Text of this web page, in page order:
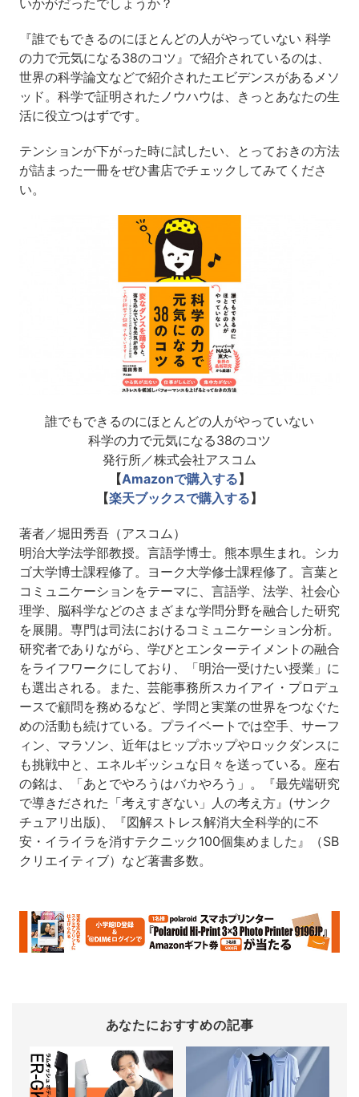
いかがだったでしょうか？
『誰でもできるのにほとんどの人がやっていない 科学
の力で元気になる38のコツ』で紹介されているのは、
世界の科学論文などで紹介されたエビデンスがあるメソ
ッド。科学で証明されたノウハウは、きっとあなたの生
活に役立つはずです。
テンションが下がった時に試したい、とっておきの方法
が詰まった一冊をぜひ書店でチェックしてみてくださ
い。
誰でもできるのにほとんどの人がやっていない
科学の力で元気になる38のコツ
発行所／株式会社アスコム
【Amazonで購入する】
【楽天ブックスで購入する】
著者／堀田秀吾（アスコム）
明治大学法学部教授。言語学博士。熊本県生まれ。シカ
ゴ大学博士課程修了。ヨーク大学修士課程修了。言葉と
コミュニケーションをテーマに、言語学、法学、社会心
理学、脳科学などのさまざまな学問分野を融合した研究
を展開。専門は司法におけるコミュニケーション分析。
研究者でありながら、学びとエンターテイメントの融合
をライフワークにしており、「明治一受けたい授業」に
も選出される。また、芸能事務所スカイアイ・プロデュ
ースで顧問を務めるなど、学問と実業の世界をつなぐた
めの活動も続けている。プライベートでは空手、サーフ
ィン、マラソン、近年はヒップホップやロックダンスに
も挑戦中と、エネルギッシュな日々を送っている。座右
の銘は、「あとでやろうはバカやろう」。『最先端研究
で導きだされた「考えすぎない」人の考え方』(サンク
チュアリ出版)、『図解ストレス解消大全科学的に不
安・イライラを消すテクニック100個集めました』（SB
クリエイティブ）など著書多数。
あなたにおすすめの記事